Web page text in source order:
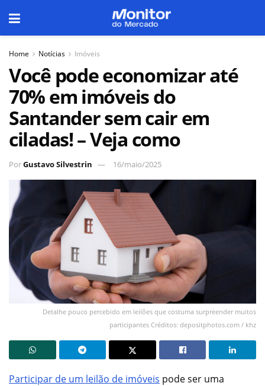
Home Notícias Imóveis
Você pode economizar até
70% em imóveis do
Santander sem cair em
ciladas! – Veja como
PorGustavo Silvestrin 16/maio/2025
Detalhe pouco percebido em leilões que costuma surpreender muitos
participantes Créditos: depositphotos.com / khz
Participar de um leilão de imóveis pode ser uma